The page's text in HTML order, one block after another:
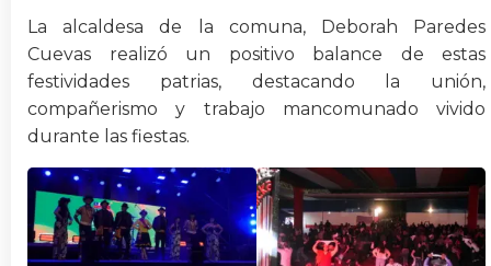
La alcaldesa de la comuna, Deborah Paredes
Cuevas realizó un positivo balance de estas
festividades patrias, destacando la unión,
compañerismo y trabajo mancomunado vivido
durante las fiestas.